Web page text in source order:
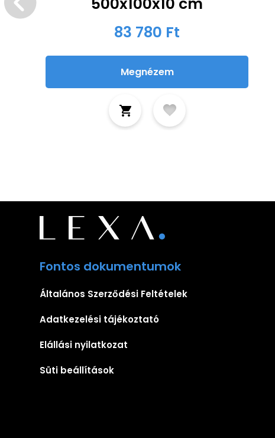
83 780 Ft
Megnézem
Fontos dokumentumok
Általános Szerződési Feltételek
Adatkezelési tájékoztató
Elállási nyilatkozat
Süti beállítások